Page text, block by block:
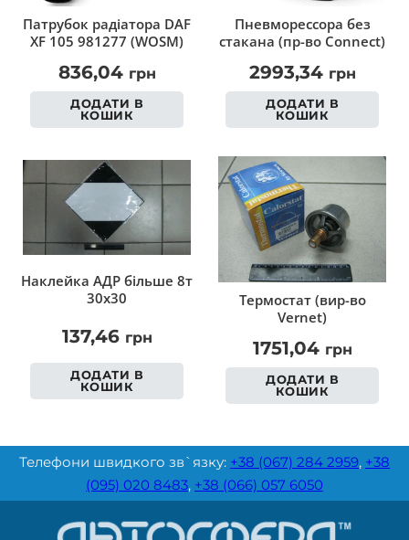
Патрубок радіатора DAF
XF 105 981277 (WOSM)
836,04 грн
ДОДАТИ В
КОШИК
Пневморессора без
стакана (пр-во Connect)
2993,34 грн
ДОДАТИ В
КОШИК
Наклейка АДР більше 8т
30х30
137,46 грн
ДОДАТИ В
КОШИК
Термостат (вир-во
Vernet)
1751,04 грн
ДОДАТИ В
КОШИК
Телефони швидкого зв`язку: +38 (067) 284 2959, +38
(095) 020 8483, +38 (066) 057 6050